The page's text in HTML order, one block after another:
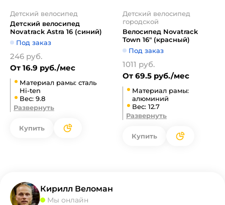
Детский велосипед
Детский велосипед
Novatrack Astra 16 (синий)
Под заказ
246 руб.
От 16.9 руб./мес
Материал рамы: сталь
Hi-ten
Вес: 9.8
Развернуть
Купить
Детский велосипед
городской
Велосипед Novatrack
Town 16" (красный)
Под заказ
1011 руб.
От 69.5 руб./мес
Материал рамы:
алюминий
Вес: 12.7
Развернуть
Купить
Кирилл Веломан
Мы онлайн